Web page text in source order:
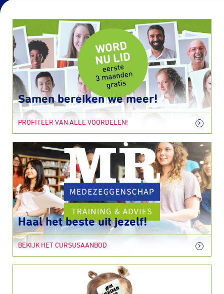
Samen bereiken we meer!
PROFITEER VAN ALLE VOORDELEN!
Haal het beste uit jezelf!
BEKIJK HET CURSUSAANBOD